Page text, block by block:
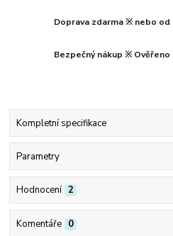
Doprava zdarma ※ nebo od
Bezpečný nákup ※ Ověřeno
Kompletní specifikace
Parametry
Hodnocení 2
Komentáře 0